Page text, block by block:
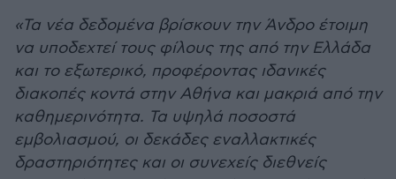
«Τα νέα δεδομένα βρίσκουν την Άνδρο έτοιμη
να υποδεχτεί τους φίλους της από την Ελλάδα
και το εξωτερικό, προφέροντας ιδανικές
διακοπές κοντά στην Αθήνα και μακριά από την
καθημερινότητα. Τα υψηλά ποσοστά
εμβολιασμού, οι δεκάδες εναλλακτικές
δραστηριότητες και οι συνεχείς διεθνείς